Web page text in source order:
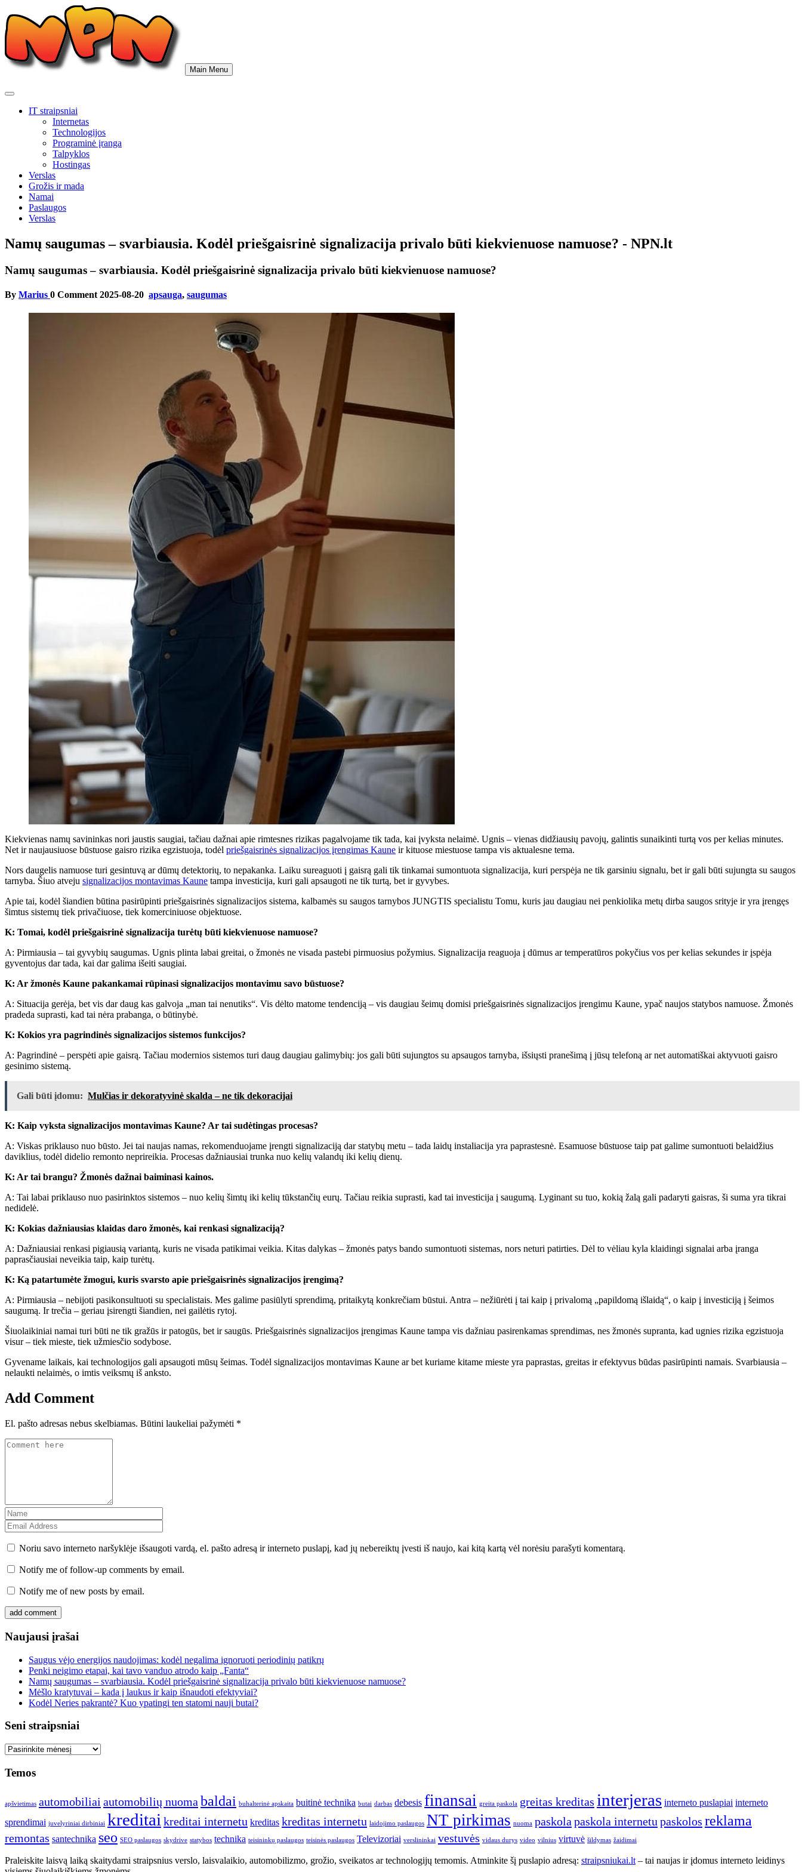
to
content
Main Menu
IT straipsniai
Internetas
Technologijos
Programinė įranga
Talpyklos
Hostingas
Verslas
Grožis ir mada
Namai
Paslaugos
Verslas
Namų saugumas – svarbiausia. Kodėl priešgaisrinė signalizacija privalo būti kiekvienuose namuose? - NPN.lt
Namų saugumas – svarbiausia. Kodėl priešgaisrinė signalizacija privalo būti kiekvienuose namuose?
By Marius 0 Comment 2025-08-20 apsauga, saugumas
Kiekvienas namų savininkas nori jaustis saugiai, tačiau dažnai apie rimtesnes rizikas pagalvojame tik tada, kai įvyksta nelaimė. Ugnis – vienas didžiausių pavojų, galintis sunaikinti turtą vos per kelias minutes.
Net ir naujausiuose būstuose gaisro rizika egzistuoja, todėl priešgaisrinės signalizacijos įrengimas Kaune ir kituose miestuose tampa vis aktualesne tema.
Nors daugelis namuose turi gesintuvą ar dūmų detektorių, to nepakanka. Laiku sureaguoti į gaisrą gali tik tinkamai sumontuota signalizacija, kuri perspėja ne tik garsiniu signalu, bet ir gali būti sujungta su saugos
tarnyba. Šiuo atveju signalizacijos montavimas Kaune tampa investicija, kuri gali apsaugoti ne tik turtą, bet ir gyvybes.
Apie tai, kodėl šiandien būtina pasirūpinti priešgaisrinės signalizacijos sistema, kalbamės su saugos tarnybos JUNGTIS specialistu Tomu, kuris jau daugiau nei penkiolika metų dirba saugos srityje ir yra įrengęs
šimtus sistemų tiek privačiuose, tiek komerciniuose objektuose.
K: Tomai, kodėl priešgaisrinė signalizacija turėtų būti kiekvienuose namuose?
A: Pirmiausia – tai gyvybių saugumas. Ugnis plinta labai greitai, o žmonės ne visada pastebi pirmuosius požymius. Signalizacija reaguoja į dūmus ar temperatūros pokyčius vos per kelias sekundes ir įspėja
gyventojus dar tada, kai dar galima išeiti saugiai.
K: Ar žmonės Kaune pakankamai rūpinasi signalizacijos montavimu savo būstuose?
A: Situacija gerėja, bet vis dar daug kas galvoja „man tai nenutiks“. Vis dėlto matome tendenciją – vis daugiau šeimų domisi priešgaisrinės signalizacijos įrengimu Kaune, ypač naujos statybos namuose. Žmonės
pradeda suprasti, kad tai nėra prabanga, o būtinybė.
K: Kokios yra pagrindinės signalizacijos sistemos funkcijos?
A: Pagrindinė – perspėti apie gaisrą. Tačiau modernios sistemos turi daug daugiau galimybių: jos gali būti sujungtos su apsaugos tarnyba, išsiųsti pranešimą į jūsų telefoną ar net automatiškai aktyvuoti gaisro
gesinimo sistemą.
Gali būti įdomu: Mulčias ir dekoratyvinė skalda – ne tik dekoracijai
K: Kaip vyksta signalizacijos montavimas Kaune? Ar tai sudėtingas procesas?
A: Viskas priklauso nuo būsto. Jei tai naujas namas, rekomenduojame įrengti signalizaciją dar statybų metu – tada laidų instaliacija yra paprastesnė. Esamuose būstuose taip pat galime sumontuoti belaidžius
daviklius, todėl didelio remonto neprireikia. Procesas dažniausiai trunka nuo kelių valandų iki kelių dienų.
K: Ar tai brangu? Žmonės dažnai baiminasi kainos.
A: Tai labai priklauso nuo pasirinktos sistemos – nuo kelių šimtų iki kelių tūkstančių eurų. Tačiau reikia suprasti, kad tai investicija į saugumą. Lyginant su tuo, kokią žalą gali padaryti gaisras, ši suma yra tikrai
nedidelė.
K: Kokias dažniausias klaidas daro žmonės, kai renkasi signalizaciją?
A: Dažniausiai renkasi pigiausią variantą, kuris ne visada patikimai veikia. Kitas dalykas – žmonės patys bando sumontuoti sistemas, nors neturi patirties. Dėl to vėliau kyla klaidingi signalai arba įranga
paprasčiausiai neveikia taip, kaip turėtų.
K: Ką patartumėte žmogui, kuris svarsto apie priešgaisrinės signalizacijos įrengimą?
A: Pirmiausia – nebijoti pasikonsultuoti su specialistais. Mes galime pasiūlyti sprendimą, pritaikytą konkrečiam būstui. Antra – nežiūrėti į tai kaip į privalomą „papildomą išlaidą“, o kaip į investiciją į šeimos
saugumą. Ir trečia – geriau įsirengti šiandien, nei gailėtis rytoj.
Šiuolaikiniai namai turi būti ne tik gražūs ir patogūs, bet ir saugūs. Priešgaisrinės signalizacijos įrengimas Kaune tampa vis dažniau pasirenkamas sprendimas, nes žmonės supranta, kad ugnies rizika egzistuoja
visur – tiek mieste, tiek užmiesčio sodybose.
Gyvename laikais, kai technologijos gali apsaugoti mūsų šeimas. Todėl signalizacijos montavimas Kaune ar bet kuriame kitame mieste yra paprastas, greitas ir efektyvus būdas pasirūpinti namais. Svarbiausia –
nelaukti nelaimės, o imtis veiksmų iš anksto.
Add Comment
El. pašto adresas nebus skelbiamas. Būtini laukeliai pažymėti *
Noriu savo interneto naršyklėje išsaugoti vardą, el. pašto adresą ir interneto puslapį, kad jų nebereiktų įvesti iš naujo, kai kitą kartą vėl norėsiu parašyti komentarą.
Notify me of follow-up comments by email.
Notify me of new posts by email.
Naujausi įrašai
Saugus vėjo energijos naudojimas: kodėl negalima ignoruoti periodinių patikrų
Penki neigimo etapai, kai tavo vanduo atrodo kaip „Fanta“
Namų saugumas – svarbiausia. Kodėl priešgaisrinė signalizacija privalo būti kiekvienuose namuose?
Mėšlo kratytuvai – kada į laukus ir kaip išnaudoti efektyviai?
Kodėl Neries pakrantė? Kuo ypatingi ten statomi nauji butai?
Seni straipsniai
Seni
Temos
apšvietimas automobiliai automobilių nuomabaldai buhalterinė apskaita buitinė technika butai darbas debesis finansai greita paskola greitas kreditas interjeras interneto puslapiai interneto
sprendimai juvelyriniai dirbiniai kreditaikreditai internetu kreditas kreditas internetu laidojimo paslaugos NT pirkimas nuoma paskolapaskola internetupaskolos reklama
remontas santechnika seo SEO paslaugos skydrive statybos technika teisininkų paslaugos teisinės paslaugos Televizoriai verslininkai vestuvės vidaus durys video vilnius virtuvė šildymas žaidimai
Praleiskite laisvą laiką skaitydami straipsnius verslo, laisvalaikio, automobilizmo, grožio, sveikatos ar technologijų temomis. Atminkite šį puslapio adresą: straipsniukai.lt– tai naujas ir įdomus interneto leidinys